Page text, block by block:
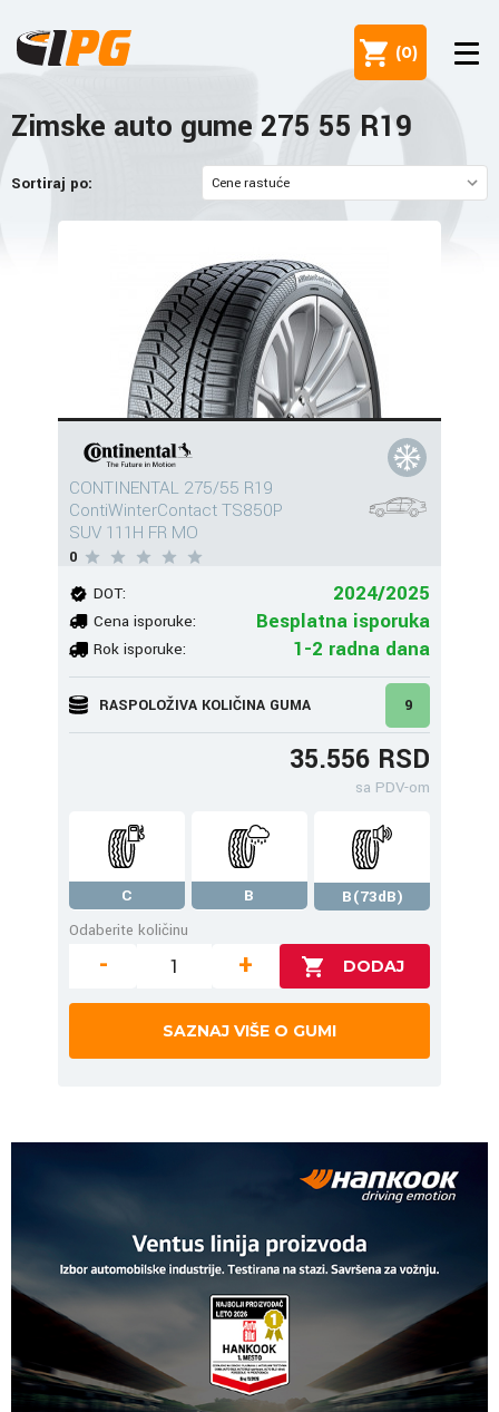
(0)
Zimske auto gume 275 55 R19
Sortiraj po:
CONTINENTAL 275/55 R19
ContiWinterContact TS850P
SUV 111H FR MO
0
DOT: 2024/2025
Cena isporuke: Besplatna isporuka
Rok isporuke: 1-2 radna dana
RASPOLOŽIVA KOLIČINA GUMA 9
35.556 RSD
sa PDV-om
C B
B(73dB)
Odaberite količinu
- +
SAZNAJ VIŠE O GUMI